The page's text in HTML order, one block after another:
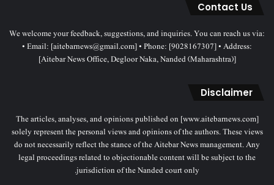
Contact Us
We welcome your feedback, suggestions, and inquiries. You can reach us via:
• Email: [aitebarnews@gmail.com] • Phone: [9028167307] • Address:
[Aitebar News Office, Degloor Naka, Nanded (Maharashtra)]
Disclaimer
The articles, analyses, and opinions published on [www.aitebarnews.com]
solely represent the personal views and opinions of the authors. These views
do not necessarily reflect the stance of the Aitebar News management. Any
legal proceedings related to objectionable content will be subject to the
jurisdiction of the Nanded court only.